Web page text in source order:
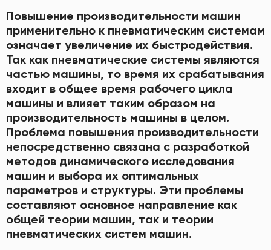
Повышение производительности машин
применительно к пневматическим системам
означает увеличение их быстродействия.
Так как пневматические системы являются
частью машины, то время их срабатывания
входит в общее время рабочего цикла
машины и влияет таким образом на
производительность машины в целом.
Проблема повышения производительности
непосредственно связана с разработкой
методов динамического исследования
машин и выбора их оптимальных
параметров и структуры. Эти проблемы
составляют основное направление как
общей теории машин, так и теории
пневматических систем машин.